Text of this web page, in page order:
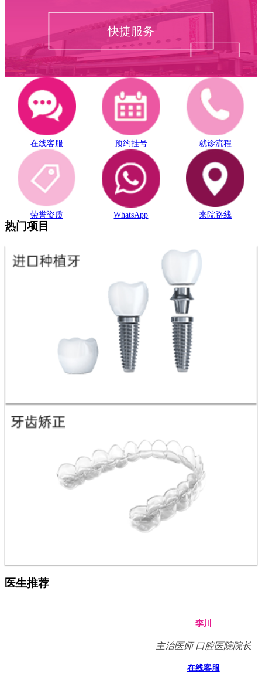
快捷服务
在线客服 预约挂号 就诊流程
荣誉资质 WhatsApp 来院路线
热门项目
医生推荐
李川
主治医师 口腔医院院长
在线客服